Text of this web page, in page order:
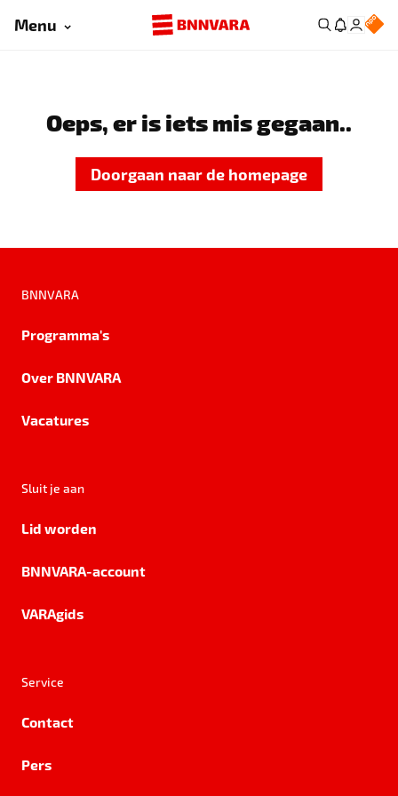
Menu
Oeps, er is iets mis gegaan..
Doorgaan naar de homepage
BNNVARA
Programma's
Over BNNVARA
Vacatures
Sluit je aan
Lid worden
BNNVARA-account
VARAgids
Service
Contact
Pers